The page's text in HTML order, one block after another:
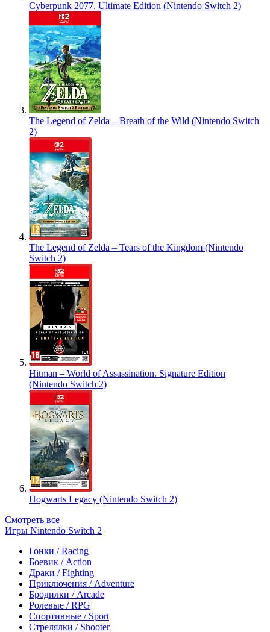
Cyberpunk 2077. Ultimate Edition (Nintendo Switch 2)
The Legend of Zelda – Breath of the Wild (Nintendo Switch
2)
The Legend of Zelda – Tears of the Kingdom (Nintendo
Switch 2)
Hitman – World of Assassination. Signature Edition
(Nintendo Switch 2)
Hogwarts Legacy (Nintendo Switch 2)
Смотреть все
Игры Nintendo Switch 2
Гонки / Racing
Боевик / Action
Драки / Fighting
Приключения / Adventure
Бродилки / Arcade
Ролевые / RPG
Спортивные / Sport
Стрелялки / Shooter